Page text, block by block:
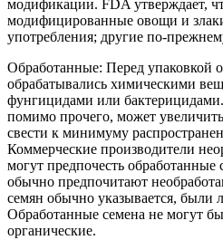
модификации. FDA утверждает,
модифицированные овощи и
употребления; другие по-
Обработанные: Перед упаковкой
обрабатывались химическими
фунгицидами или
помимо прочего, может
свести к минимуму
Коммерческие производители
могут предпочесть
обычно предпочитают
семян обычно указывается, были
Обработанные семена не могут
органические.